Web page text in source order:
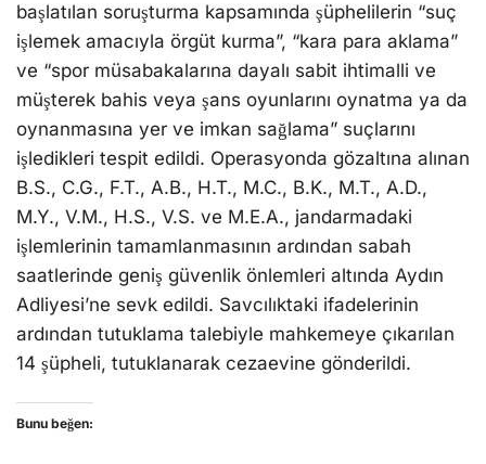
başlatılan soruşturma kapsamında şüphelilerin “suç
işlemek amacıyla örgüt kurma”, “kara para aklama”
ve “spor müsabakalarına dayalı sabit ihtimalli ve
müşterek bahis veya şans oyunlarını oynatma ya da
oynanmasına yer ve imkan sağlama” suçlarını
işledikleri tespit edildi. Operasyonda gözaltına alınan
B.S., C.G., F.T., A.B., H.T., M.C., B.K., M.T., A.D.,
M.Y., V.M., H.S., V.S. ve M.E.A., jandarmadaki
işlemlerinin tamamlanmasının ardından sabah
saatlerinde geniş güvenlik önlemleri altında Aydın
Adliyesi’ne sevk edildi. Savcılıktaki ifadelerinin
ardından tutuklama talebiyle mahkemeye çıkarılan
14 şüpheli, tutuklanarak cezaevine gönderildi.
Bunu beğen: